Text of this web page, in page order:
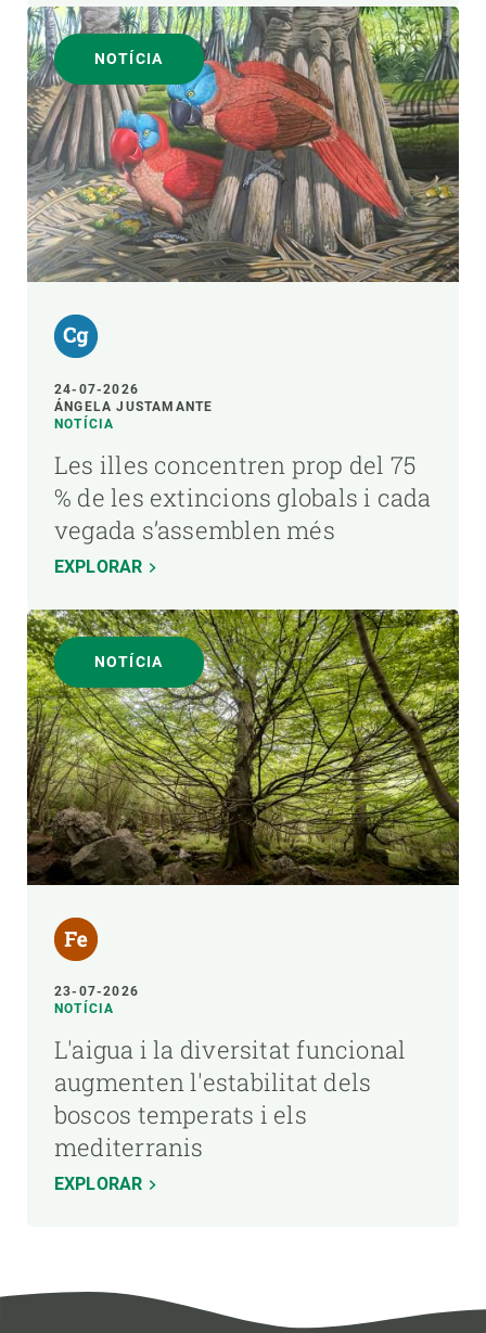
NOTÍCIA
24-07-2026
ÁNGELA JUSTAMANTE
NOTÍCIA
Les illes concentren prop del 75
% de les extincions globals i cada
vegada s’assemblen més
EXPLORAR
NOTÍCIA
23-07-2026
NOTÍCIA
L'aigua i la diversitat funcional
augmenten l'estabilitat dels
boscos temperats i els
mediterranis
EXPLORAR